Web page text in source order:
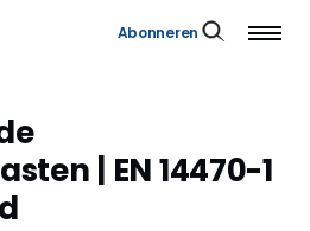
Abonneren
| EN 14470-1